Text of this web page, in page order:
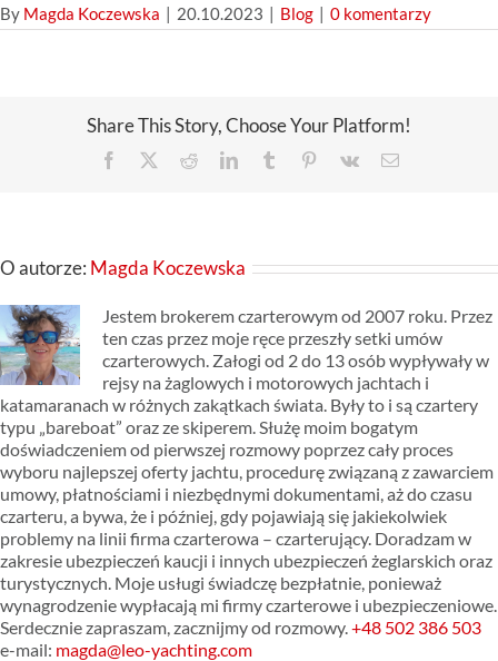
By Magda Koczewska | 20.10.2023 | Blog | 0 komentarzy
Share This Story, Choose Your Platform!
Facebook RedditLinkedInTumblr Pinterest
Vk Email
O autorze: Magda Koczewska
Jestem brokerem czarterowym od 2007 roku. Przez
ten czas przez moje ręce przeszły setki umów
czarterowych. Załogi od 2 do 13 osób wypływały w
rejsy na żaglowych i motorowych jachtach i
katamaranach w różnych zakątkach świata. Były to i są czartery
typu „bareboat” oraz ze skiperem. Służę moim bogatym
doświadczeniem od pierwszej rozmowy poprzez cały proces
wyboru najlepszej oferty jachtu, procedurę związaną z zawarciem
umowy, płatnościami i niezbędnymi dokumentami, aż do czasu
czarteru, a bywa, że i później, gdy pojawiają się jakiekolwiek
problemy na linii firma czarterowa – czarterujący. Doradzam w
zakresie ubezpieczeń kaucji i innych ubezpieczeń żeglarskich oraz
turystycznych. Moje usługi świadczę bezpłatnie, ponieważ
wynagrodzenie wypłacają mi firmy czarterowe i ubezpieczeniowe.
Serdecznie zapraszam, zacznijmy od rozmowy.+48 502 386 503
e-mail: magda@leo-yachting.com